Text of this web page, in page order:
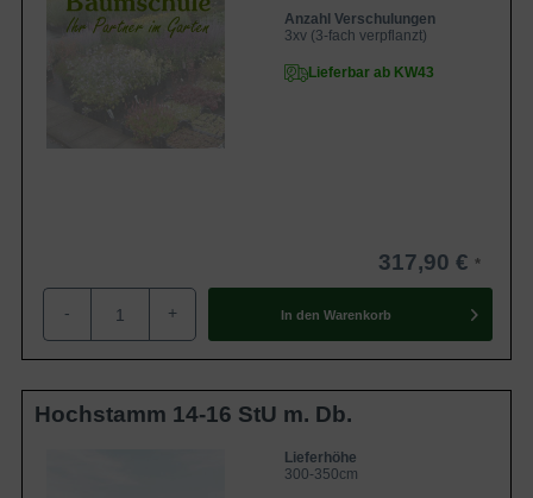
Anzahl Verschulungen
3xv (3-fach verpflanzt)
Lieferbar ab KW43
317,90 €
- + In den Warenkorb
Hochstamm 14-16 StU m. Db.
Lieferhöhe
300-350cm